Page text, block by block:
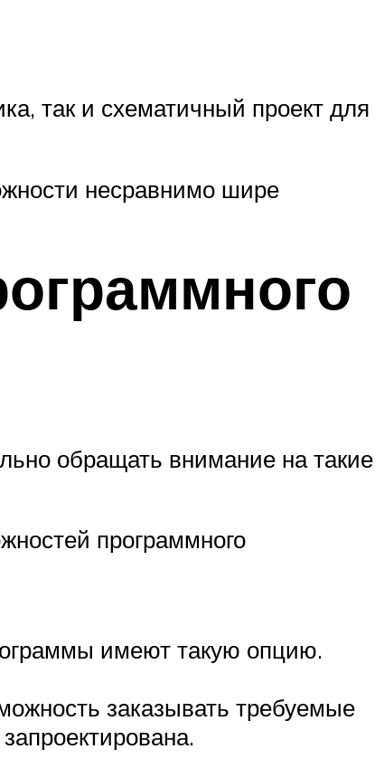
так и схематичный проект для
несравнимо шире
обращать внимание на такие
программного
имеют такую опцию.
заказывать требуемые